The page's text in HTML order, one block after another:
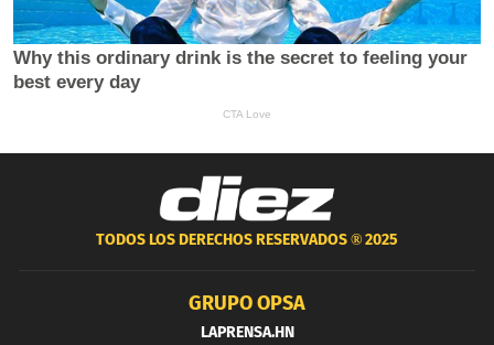
TODOS LOS DERECHOS RESERVADOS ®2025
GRUPO OPSA
LAPRENSA.HN